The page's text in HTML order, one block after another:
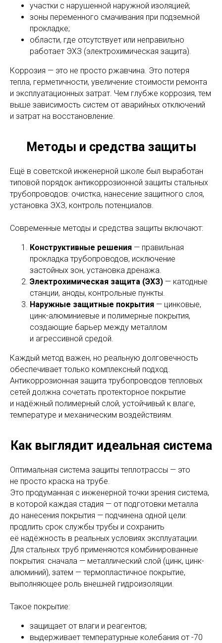
участки с нарушенной наружной изоляцией;
зоны переменного смачивания при подземной
прокладке;
области, где отсутствует или неправильно
работает ЭХЗ (электрохимическая защита).
Коррозия — это не просто ржавчина. Это потеря
тепла, герметичности, увеличение стоимости ремонта
и эксплуатационных затрат. Чем глубже коррозия, тем
выше зависимость систем от аварийных отключений
и затрат на восстановление.
Методы и средства защиты
Ещё в советской инженерной школе был выработан
типовой порядок антикоррозионной защиты стальных
трубопроводов: очистка, нанесение защитного слоя,
установка ЭХЗ, контроль потенциалов.
Современные методы и средства защиты включают:
Конструктивные решения — правильная
прокладка трубопроводов, исключение
застойных зон, установка дренажа.
Электрохимическая защита (ЭХЗ) — катодные
станции, аноды, контрольные пункты.
Наружные защитные покрытия — цинковые,
цинк-алюминиевые и полимерные покрытия,
создающие барьер между металлом
и агрессивной средой.
Каждый метод важен, но реальную долговечность
обеспечивает только комплексный подход.
Антикоррозионная защита трубопроводов тепловых
сетей должна сочетать протекторное покрытие
и надёжный полимерный слой, устойчивый к влаге,
температуре и механическим воздействиям.
Как выглядит идеальная система
Оптимальная система защиты теплотрассы — это
не просто краска на трубе.
Это продуманная с инженерной точки зрения система,
в которой каждая стадия — от подготовки металла
до нанесения покрытия — подчинена одной цели:
продлить срок службы трубы и сохранить
её надёжность в реальных условиях эксплуатации.
Для стальных труб применяются комбинированные
покрытия: сначала — металлический слой (цинк, цинк-
алюминий), затем — термопластичное покрытие,
выполняющее роль внешней гидроизоляции.
Такое покрытие:
защищает от влаги и реагентов;
выдерживает температурные колебания от -70